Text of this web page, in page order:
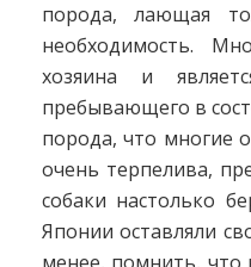
порода, лающая
необходимость.
хозяина и
пребывающего в
порода, что многие
очень терпелива,
собаки настолько
Японии оставляли